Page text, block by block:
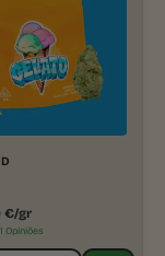
€/gr
Opiniões